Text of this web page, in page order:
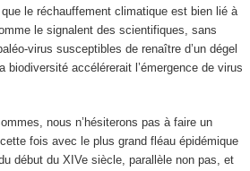
le réchauffement climatique est bien lié à
le signalent des scientifiques, sans
virus susceptibles de renaître d’un dégel
biodiversité accélérerait l’émergence de virus
nous n’hésiterons pas à faire un
fois avec le plus grand fléau épidémique
début du XIVe siècle, parallèle non pas, et